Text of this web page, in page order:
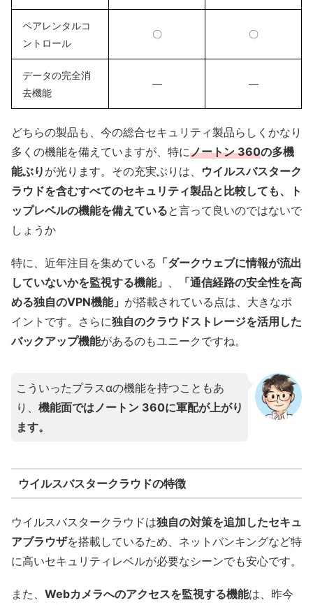
ペアレンタルコ
ントロール
〇 〇
データの完全消
去機能
― ―
どちらの製品も、今の総合セキュリティ製品らしくかなり
多くの機能を備えていますが、特にノートン 360の多機
能ぶり が光ります。その充実ぶりは、 ウイルスバスターク
ラウドを含むすべてのセキュリティ製品と比較しても、ト
ップレベルの機能を備えていると言って良いのではないで
しょうか
特に、近年注目を集めている 「ダークウェブに情報が流出
していないかを監視する機能」 、
「通信経路の安全性を高
める独自のVPN機能」 が搭載されている点は、大きなポ
イントです。さらに独自のクラウドストレージを活用した
バックアップ機能があるのもユニークですね。
こういったプラスαの機能を持つこともあ
り、 機能面ではノートン 360に軍配が上がり
ます。
ウイルスバスタークラウドの特徴
ウイルスバスタークラウドは独自の対策を追加したセキュ
アブラウザを搭載しているため、ネットバンキングなど特
に高いセキュリティレベルが必要なシーンでも安心です。
また、 Webカメラへのアクセスを監視する機能は、昨今